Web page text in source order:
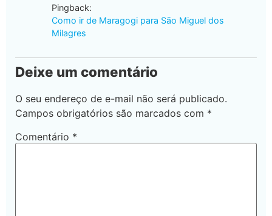
Pingback:
Como ir de Maragogi para São Miguel dos
Milagres
Deixe um comentário
O seu endereço de e-mail não será publicado.
Campos obrigatórios são marcados com *
Comentário *